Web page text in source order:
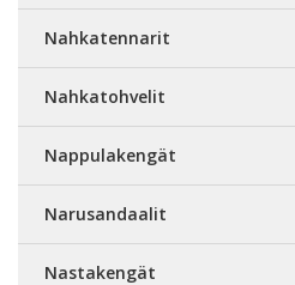
Nahkatennarit
Nahkatohvelit
Nappulakengät
Narusandaalit
Nastakengät